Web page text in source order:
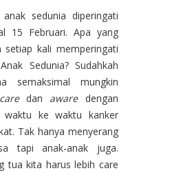
sedunia diperingati
15 Februari. Apa yang
setiap kali memperingati
Sedunia? Sudahkah
semaksimal mungkin
caredan awaredengan
waktu ke waktu kanker
Tak hanya menyerang
tapi anak-anak juga.
tua kita harus lebih care